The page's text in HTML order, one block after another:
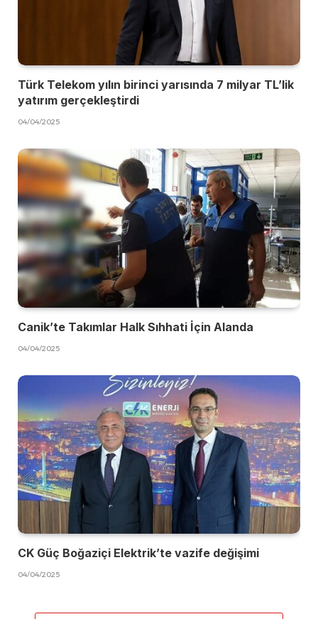
Türk Telekom yılın birinci yarısında 7 milyar TL’lik
yatırım gerçekleştirdi
04/04/2025
Canik’te Takımlar Halk Sıhhati İçin Alanda
04/04/2025
CK Güç Boğaziçi Elektrik’te vazife değişimi
04/04/2025